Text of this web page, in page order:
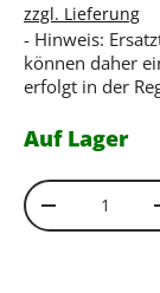
zzgl. Lieferung
- Hinweis:
können daher
erfolgt in der
Auf Lager
Anzahl
Menge